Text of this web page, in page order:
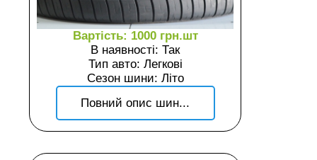
Вартість: 1000 грн.шт
В наявності: Так
Тип авто: Легкові
Сезон шини: Літо
Повний опис шин...